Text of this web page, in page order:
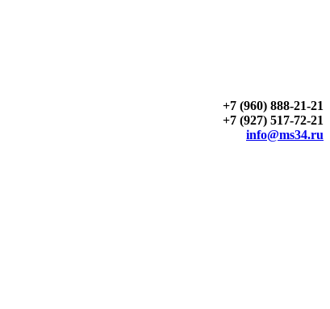
+7 (960) 888-21-21
+7 (927) 517-72-21
info@ms34.ru